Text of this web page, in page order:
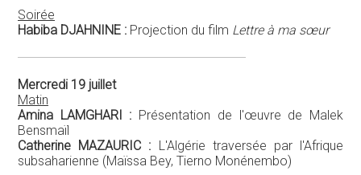
Soirée
Habiba DJAHNINE : Projection du film Lettre à ma sœur
Mercredi 19 juillet
Matin
Amina LAMGHARI : Présentation de l'œuvre de Malek
Bensmaïl
Catherine MAZAURIC : L'Algérie traversée par l'Afrique
subsaharienne (Maïssa Bey, Tierno Monénembo)